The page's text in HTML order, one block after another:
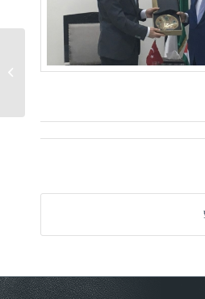
İSEDAK Ulaştırma ve İletişim Çalışma